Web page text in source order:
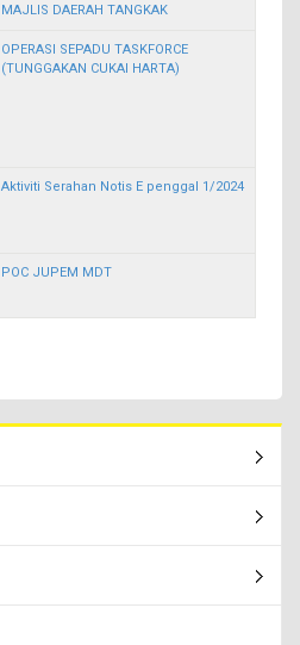
MAJLIS DAERAH TANGKAK
OPERASI SEPADU TASKFORCE
(TUNGGAKAN CUKAI HARTA)
Aktiviti Serahan Notis E penggal 1/2024
POC JUPEM MDT